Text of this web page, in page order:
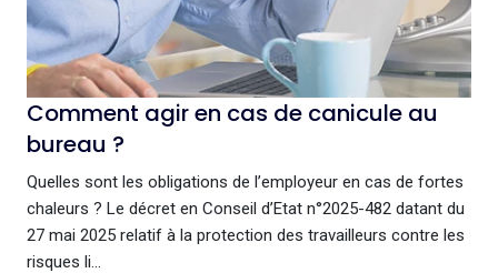
Comment agir en cas de canicule au
bureau ?
Quelles sont les obligations de l’employeur en cas de fortes
chaleurs ? Le décret en Conseil d’Etat n°2025-482 datant du
27 mai 2025 relatif à la protection des travailleurs contre les
risques li...